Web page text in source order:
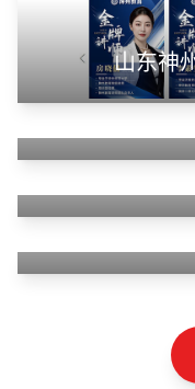
山东神